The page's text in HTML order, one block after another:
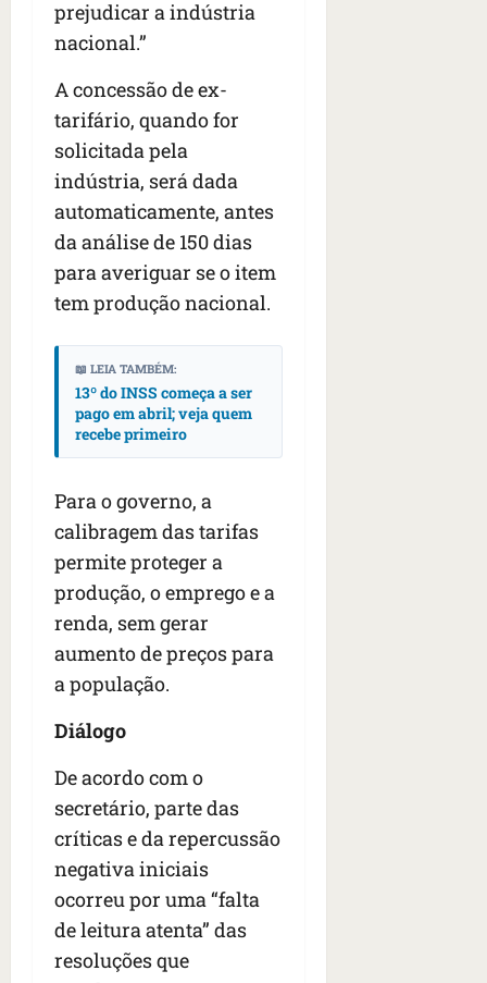
prejudicar a indústria
nacional.”
A concessão de ex-
tarifário, quando for
solicitada pela
indústria, será dada
automaticamente, antes
da análise de 150 dias
para averiguar se o item
tem produção nacional.
📖 LEIA TAMBÉM:
13º do INSS começa a ser
pago em abril; veja quem
recebe primeiro
Para o governo, a
calibragem das tarifas
permite proteger a
produção, o emprego e a
renda, sem gerar
aumento de preços para
a população.
Diálogo
De acordo com o
secretário, parte das
críticas e da repercussão
negativa iniciais
ocorreu por uma “falta
de leitura atenta” das
resoluções que